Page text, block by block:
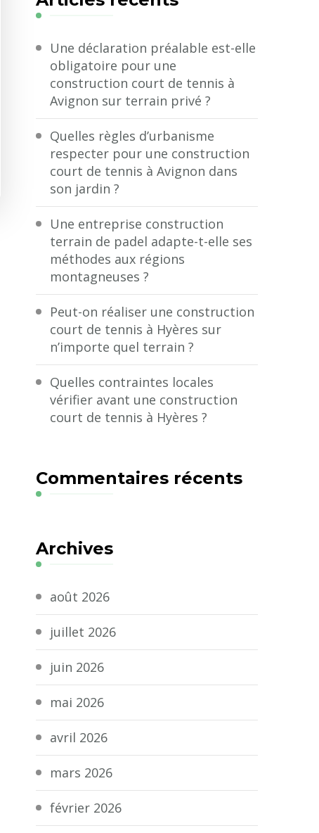
?
Une déclaration préalable est-elle
obligatoire pour une
construction court de tennis à
Avignon sur terrain privé ?
Quelles règles d’urbanisme
respecter pour une construction
court de tennis à Avignon dans
son jardin ?
Une entreprise construction
terrain de padel adapte-t-elle ses
méthodes aux régions
montagneuses ?
Peut-on réaliser une construction
court de tennis à Hyères sur
n’importe quel terrain ?
Quelles contraintes locales
vérifier avant une construction
court de tennis à Hyères ?
Commentaires récents
Archives
août 2026
juillet 2026
juin 2026
mai 2026
avril 2026
mars 2026
février 2026